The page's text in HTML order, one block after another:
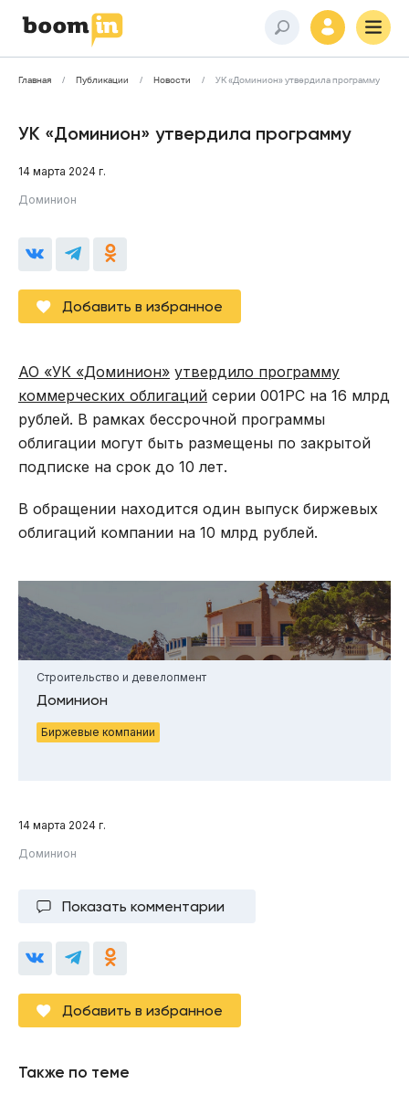
Главная Публикации Новости УК «Доминион» утвердила программу
УК «Доминион» утвердила программу
14 марта 2024 г.
Доминион
Добавить в избранное
АО «УК «Доминион» утвердило программу
коммерческих облигаций серии 001PC на 16 млрд
рублей. В рамках бессрочной программы
облигации могут быть размещены по закрытой
подписке на срок до 10 лет.
В обращении находится один выпуск биржевых
облигаций компании на 10 млрд рублей.
Строительство и девелопмент
Доминион
Биржевые компании
14 марта 2024 г.
Доминион
Показать комментарии
Добавить в избранное
Также по теме